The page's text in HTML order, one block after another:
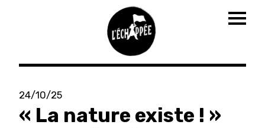
Aller
contenu
principal
24/10/25
« La nature existe ! »